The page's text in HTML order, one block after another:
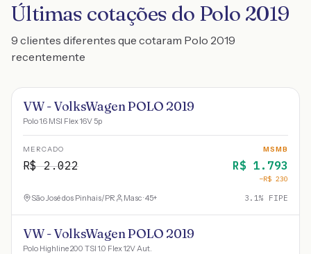
Últimas cotações do Polo 2019
9 clientes diferentes que cotaram Polo 2019
recentemente
VW - VolksWagen POLO 2019
Polo 1.6 MSI Flex 16V 5p
MERCADO
R$2.022
MSMB
R$ 1.793
−R$ 230
São José dos Pinhais/PR Masc · 45+ 3.1% FIPE
VW - VolksWagen POLO 2019
Polo Highline 200 TSI 1.0 Flex 12V Aut.